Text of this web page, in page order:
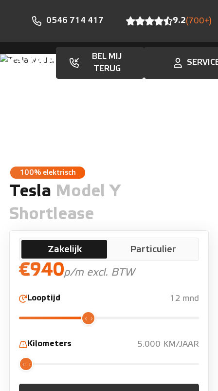
0546 714 417 9.2(700+)
BEL MIJ
TERUG
100% elektrisch
Tesla Model Y
Shortlease
Zakelijk Particulier
€940p/m excl. BTW
Looptijd 12 mnd
Kilometers 5.000 KM/JAAR